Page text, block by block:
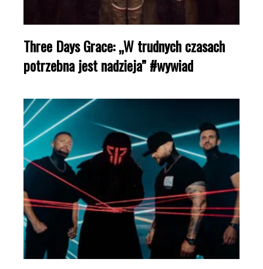
Three Days Grace: „W trudnych czasach
potrzebna jest nadzieja” #wywiad